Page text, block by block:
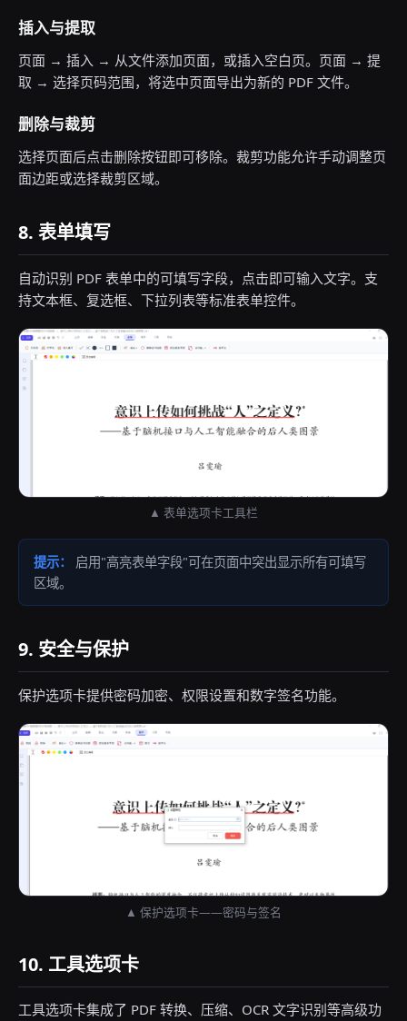
插入与提取
页面 → 插入 → 从文件添加页面，或插入空白页。页面 → 提
取 → 选择页码范围，将选中页面导出为新的 PDF 文件。
删除与裁剪
选择页面后点击删除按钮即可移除。裁剪功能允许手动调整页
面边距或选择裁剪区域。
8. 表单填写
自动识别 PDF 表单中的可填写字段，点击即可输入文字。支
持文本框、复选框、下拉列表等标准表单控件。
▲ 表单选项卡工具栏
提示：
启用"高亮表单字段"可在页面中突出显示所有可填写
区域。
9. 安全与保护
保护选项卡提供密码加密、权限设置和数字签名功能。
▲ 保护选项卡——密码与签名
10. 工具选项卡
工具选项卡集成了 PDF 转换、压缩、OCR 文字识别等高级功